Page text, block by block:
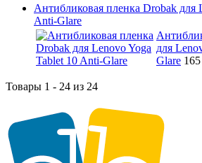
Антибликовая пленка Drobak для
Anti-Glare
для
Glare
Товары 1 - 24 из 24